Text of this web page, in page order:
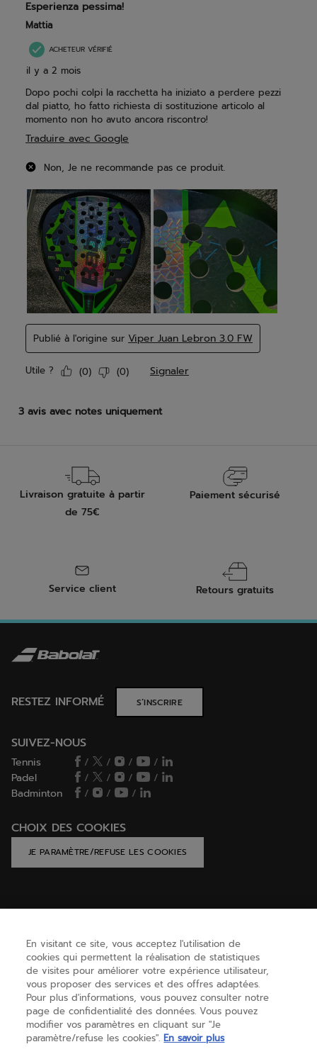
Livraison gratuite à partir
de 75€
Paiement sécurisé
Service client Retours gratuits
RESTEZ INFORMÉ S’INSCRIRE
SUIVEZ-NOUS
Tennis / / /
/
Padel
/ / /
/
Badminton
/ / /
CHOIX DES COOKIES
JE PARAMÈTRE/REFUSE LES COOKIES
BESOIN D'AIDE ?
A PROPOS
En visitant ce site, vous acceptez l'utilisation de
cookies qui permettent la réalisation de statistiques
de visites pour améliorer votre expérience utilisateur,
vous proposer des services et des offres adaptées.
Pour plus d'informations, vous pouvez consulter notre
page de confidentialité des données. Vous pouvez
modifier vos paramètres en cliquant sur "Je
paramètre/refuse les cookies". En savoir plus